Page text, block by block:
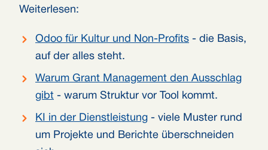
Weiterlesen:
Odoo für Kultur und Non-Profits - die Basis,
auf der alles steht.
Warum Grant Management den Ausschlag
gibt - warum Struktur vor Tool kommt.
KI in der Dienstleistung - viele Muster rund
um Projekte und Berichte überschneiden